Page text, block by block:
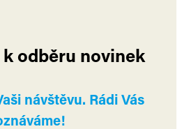
odběru novinek
návštěvu. Rádi Vás